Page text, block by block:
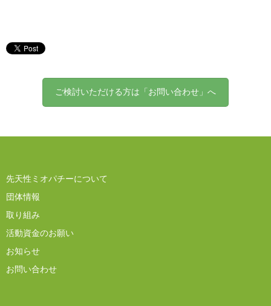
ご検討いただける方は「お問い合わせ」へ
先天性ミオパチーについて
団体情報
取り組み
活動資金のお願い
お知らせ
お問い合わせ